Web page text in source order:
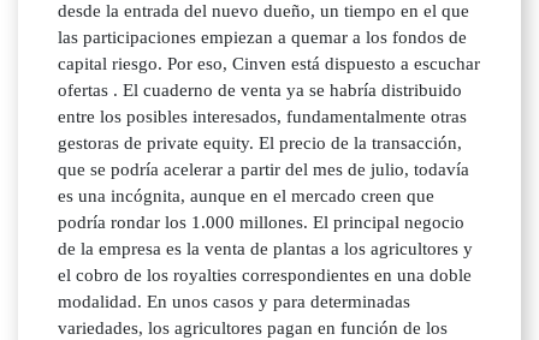
desde la entrada del nuevo dueño, un tiempo en el que
las participaciones empiezan a quemar a los fondos de
capital riesgo. Por eso, Cinven está dispuesto a escuchar
ofertas . El cuaderno de venta ya se habría distribuido
entre los posibles interesados, fundamentalmente otras
gestoras de private equity. El precio de la transacción,
que se podría acelerar a partir del mes de julio, todavía
es una incógnita, aunque en el mercado creen que
podría rondar los 1.000 millones. El principal negocio
de la empresa es la venta de plantas a los agricultores y
el cobro de los royalties correspondientes en una doble
modalidad. En unos casos y para determinadas
variedades, los agricultores pagan en función de los